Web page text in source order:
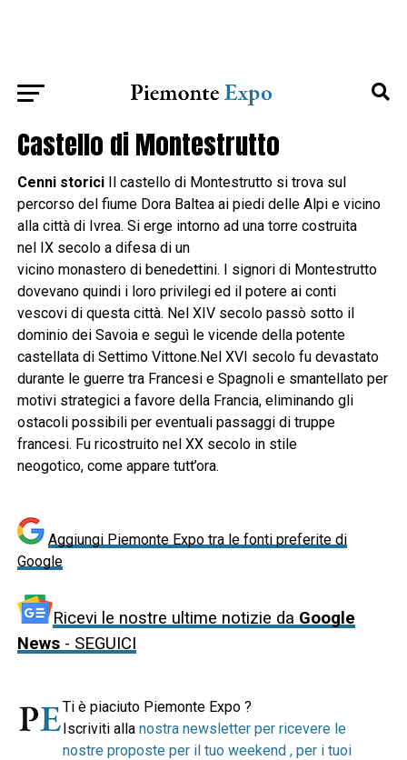
Castello di Montestrutto
Cenni storici Il castello di Montestrutto si trova sul
percorso del fiume Dora Baltea ai piedi delle Alpi e vicino
alla città di Ivrea. Si erge intorno ad una torre costruita
nel IX secolo a difesa di un
vicino monastero di benedettini. I signori di Montestrutto
dovevano quindi i loro privilegi ed il potere ai conti
vescovi di questa città. Nel XIV secolo passò sotto il
dominio dei Savoia e seguì le vicende della potente
castellata di Settimo Vittone.Nel XVI secolo fu devastato
durante le guerre tra Francesi e Spagnoli e smantellato per
motivi strategici a favore della Francia, eliminando gli
ostacoli possibili per eventuali passaggi di truppe
francesi. Fu ricostruito nel XX secolo in stile
neogotico, come appare tutt’ora.
Aggiungi Piemonte Expo tra le fonti preferite di
Google
Ricevi le nostre ultime notizie da Google
News- SEGUICI
Ti è piaciuto Piemonte Expo ?
Iscriviti alla nostra newsletter per ricevere le
nostre proposte per il tuo weekend , per i tuoi